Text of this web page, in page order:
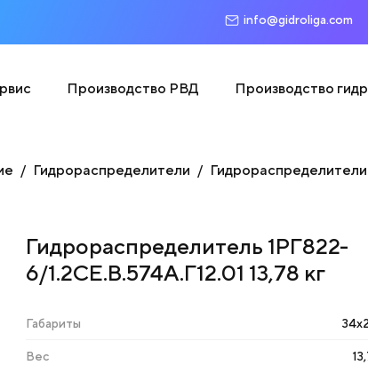
info@gidroliga.com
Производство РВД Производство
Гидрораспределители
Гидрораспределитель 1РГ822-
6/1.2СЕ.В.574А.Г12.01 13,78 кг
Габариты
Вес